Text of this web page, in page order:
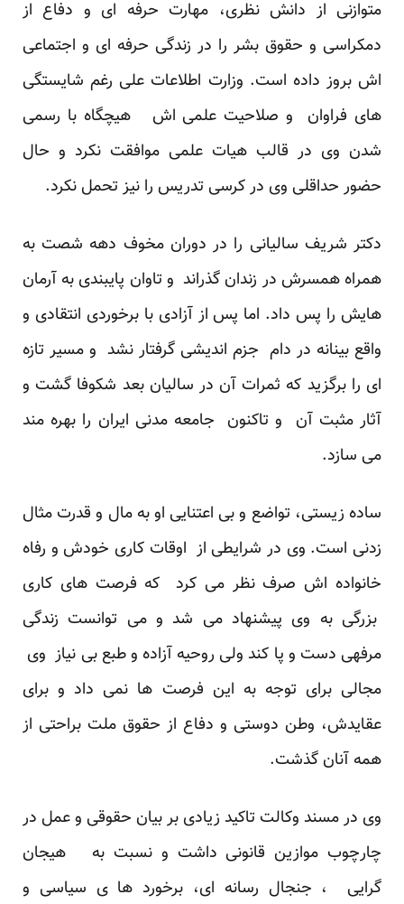
متوازنی از دانش نظری، مهارت حرفه ای و دفاع از
دمکراسی و حقوق بشر را در زندگی حرفه ای و اجتماعی
اش بروز داده است. وزارت اطلاعات علی رغم شایستگی
های فراوان و صلاحیت علمی اش هیچگاه با رسمی
شدن وی در قالب هیات علمی موافقت نکرد و حال
حضور حداقلی وی در کرسی تدریس را نیز تحمل نکرد.
دکتر شریف سالیانی را در دوران مخوف دهه شصت به
همراه همسرش در زندان گذراند و تاوان پایبندی به آرمان
هایش را پس داد. اما پس از آزادی با برخوردی انتقادی و
واقع بینانه در دام جزم اندیشی گرفتار نشد و مسیر تازه
ای را برگزید که ثمرات آن در سالیان بعد شکوفا گشت و
آثار مثبت آن و تاکنون جامعه مدنی ایران را بهره مند
می سازد.
ساده زیستی، تواضع و بی اعتنایی او به مال و قدرت مثال
زدنی است. وی در شرایطی از اوقات کاری خودش و رفاه
خانواده اش صرف نظر می کرد که فرصت های کاری
بزرگی به وی پیشنهاد می شد و می توانست زندگی
مرفهی دست و پا کند ولی روحیه آزاده و طبع بی نیاز وی
مجالی برای توجه به این فرصت ها نمی داد و برای
عقایدش، وطن دوستی و دفاع از حقوق ملت براحتی از
همه آنان گذشت.
وی در مسند وکالت تاکید زیادی بر بیان حقوقی و عمل در
چارچوب موازین قانونی داشت و نسبت به هیجان
گرایی ، جنجال رسانه ای، برخورد ها ی سیاسی و